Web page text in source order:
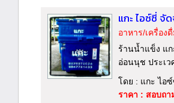
แกะ ไอซ์ซี่ จั
อาหาร/เครื่อง
ร้านน้ำแข็ง แ
อ่อนนุช ประเว
โดย : แกะ ไอ
ราคา : สอบถา